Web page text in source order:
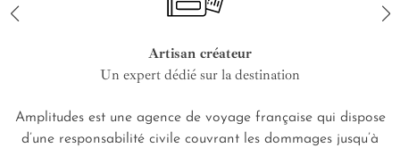
Artisan créateur
Un expert dédié sur la destination
Amplitudes est une agence de voyage française qui dispose
d’une responsabilité civile couvrant les dommages jusqu’à